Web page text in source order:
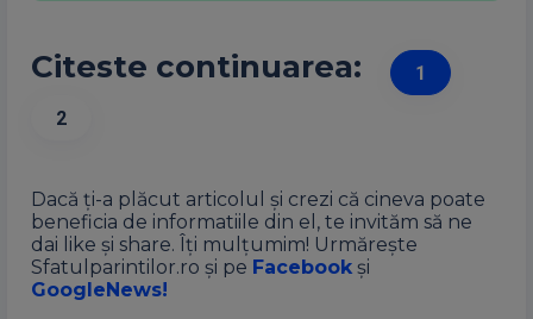
Citeste continuarea:
1
2
Dacă ți-a plăcut articolul și crezi că cineva poate
beneficia de informatiile din el, te invităm să ne
dai like și share. Îți mulțumim! Urmărește
Sfatulparintilor.ro și pe Facebook și
GoogleNews!